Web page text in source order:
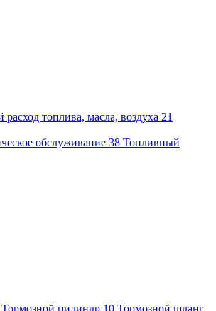
топлива, масла, воздуха 21
обслуживание 38 Топливный
Тормозной цилиндр 10 Тормозной шланг